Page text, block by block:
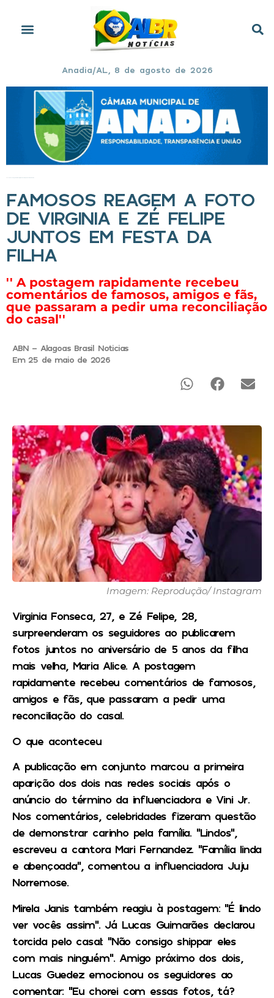
Anadia/AL, 8 de agosto de 2026
FAMOSOS REAGEM A FOTO
DE VIRGINIA E ZÉ FELIPE
JUNTOS EM FESTA DA
FILHA
'' A postagem rapidamente recebeu
comentários de famosos, amigos e fãs,
que passaram a pedir uma reconciliação
do casal''
ABN - Alagoas Brasil Noticias
Em 25 de maio de 2026
Imagem: Reprodução/ Instagram
Virginia Fonseca, 27, e Zé Felipe, 28,
surpreenderam os seguidores ao publicarem
fotos juntos no aniversário de 5 anos da filha
mais velha, Maria Alice. A postagem
rapidamente recebeu comentários de famosos,
amigos e fãs, que passaram a pedir uma
reconciliação do casal.
O que aconteceu
A publicação em conjunto marcou a primeira
aparição dos dois nas redes sociais após o
anúncio do término da influenciadora e Vini Jr.
Nos comentários, celebridades fizeram questão
de demonstrar carinho pela família. “Lindos”,
escreveu a cantora Mari Fernandez. “Família linda
e abençoada”, comentou a influenciadora Juju
Norremose.
Mirela Janis também reagiu à postagem: “É lindo
ver vocês assim”. Já Lucas Guimarães declarou
torcida pelo casal: “Não consigo shippar eles
com mais ninguém”. Amigo próximo dos dois,
Lucas Guedez emocionou os seguidores ao
comentar: “Eu chorei com essas fotos, tá?